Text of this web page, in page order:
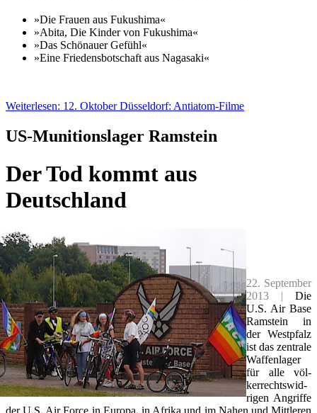
»Die Frauen aus Fukushima«
»Abita, Die Kinder von Fukushima«
»Das Schönauer Gefühl«
»Eine Friedensbotschaft aus Nagasaki«
Weiterlesen: 12. Oktober Düsseldorf: Antiatom-Filme
US-Munitionslager Ramstein
Der Tod kommt aus
Deutschland
22. September
2013 | Die
U.S. Air Ba­se
Ram­stein in
der West­pfalz
ist das zen­tra­le
Waf­fen­la­ger
für al­le völ­
ker­rechts­wid­
ri­gen An­grif­fe
der U.S. Air Force in Eu­ro­pa, in Afri­ka und im Na­hen und Mitt­le­ren